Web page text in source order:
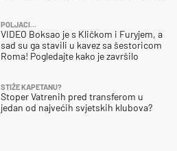
POLJACI...
VIDEO Boksao je s Kličkom i Furyjem, a
sad su ga stavili u kavez sa šestoricom
Roma! Pogledajte kako je završilo
STIŽE KAPETANU?
Stoper Vatrenih pred transferom u
jedan od najvećih svjetskih klubova?